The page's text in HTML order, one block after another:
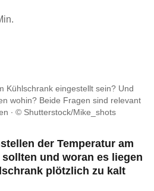
Kühlschrank eingestellt sein? Und
wohin? Beide Fragen sind relevant
© Shutterstock/Mike_shots
der Temperatur am
und woran es liegen
plötzlich zu kalt